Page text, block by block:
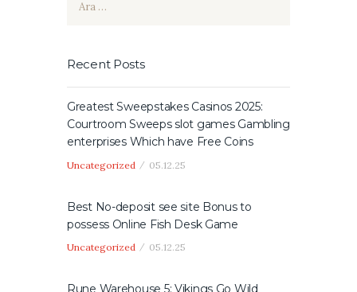
Recent Posts
Greatest Sweepstakes Casinos 2025:
Courtroom Sweeps slot games Gambling
enterprises Which have Free Coins
Uncategorized 05.12.25
Best No-deposit see site Bonus to
possess Online Fish Desk Game
Uncategorized 05.12.25
Rune Warehouse 5: Vikings Go Wild